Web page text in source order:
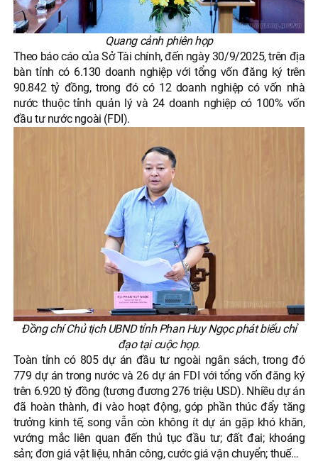
Quang cảnh phiên họp
Theo báo cáo của Sở Tài chính, đến ngày 30/9/2025, trên địa
bàn tỉnh có 6.130 doanh nghiệp với tổng vốn đăng ký trên
90.842 tỷ đồng, trong đó có 12 doanh nghiệp có vốn nhà
nước thuộc tỉnh quản lý và 24 doanh nghiệp có 100% vốn
đầu tư nước ngoài (FDI).
Đồng chí Chủ tịch UBND tỉnh Phan Huy Ngọc phát biểu chỉ
đạo tại cuộc họp.
Toàn tỉnh có 805 dự án đầu tư ngoài ngân sách, trong đó
779 dự án trong nước và 26 dự án FDI với tổng vốn đăng ký
trên 6.920 tỷ đồng (tương đương 276 triệu USD). Nhiều dự án
đã hoàn thành, đi vào hoạt động, góp phần thúc đẩy tăng
trưởng kinh tế, song vẫn còn không ít dự án gặp khó khăn,
vướng mắc liên quan đến thủ tục đầu tư; đất đai; khoáng
sản; đơn giá vật liệu, nhân công, cước giá vận chuyển; thuế…